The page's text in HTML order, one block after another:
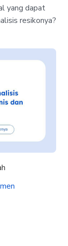
yang dapat
resikonya?